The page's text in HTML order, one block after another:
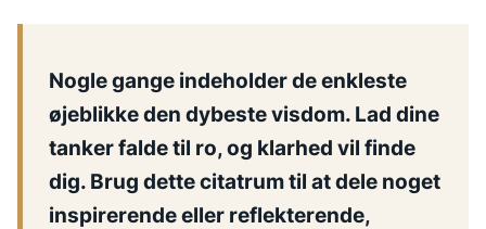
Nogle gange indeholder de enkleste
øjeblikke den dybeste visdom. Lad dine
tanker falde til ro, og klarhed vil finde
dig. Brug dette citatrum til at dele noget
inspirerende eller reflekterende,